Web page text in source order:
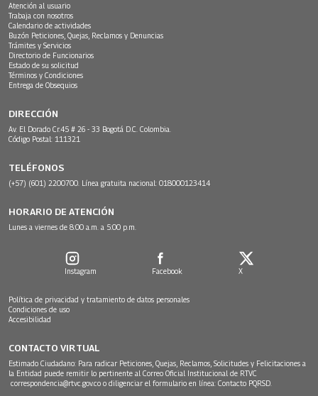
Atención al usuario
Trabaja con nosotros
Calendario de actividades
Buzón Peticiones, Quejas, Reclamos y Denuncias
Trámites y Servicios
Directorio de Funcionarios
Estado de su solicitud
Términos y Condiciones
Entrega de Obsequios
DIRECCIÓN
Av. El Dorado Cr.45 # 26 - 33 Bogotá D.C. Colombia.
Código Postal: 111321
TELÉFONOS
(+57) (601) 2200700. Línea gratuita nacional: 018000123414
HORARIO DE ATENCIÓN
Lunes a viernes de 8:00 a.m. a 5:00 p.m.
Instagram Facebook X
Política de privacidad y tratamiento de datos personales
Condiciones de uso
Accesibilidad
CONTACTO VIRTUAL
Estimado Ciudadano: Para radicar Peticiones, Quejas, Reclamos, Solicitudes y Felicitaciones a
la Entidad puede remitir lo pertinente al Correo Oficial Institucional de RTVC
correspondencia@rtvc.gov.co o diligenciar el formulario en línea: Contacto PQRSD.